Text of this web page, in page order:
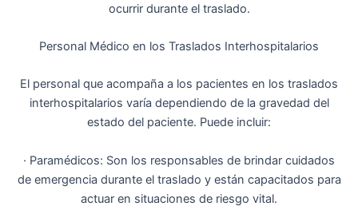
ocurrir durante el traslado.
Personal Médico en los Traslados Interhospitalarios
El personal que acompaña a los pacientes en los traslados
interhospitalarios varía dependiendo de la gravedad del
estado del paciente. Puede incluir:
· Paramédicos: Son los responsables de brindar cuidados
de emergencia durante el traslado y están capacitados para
actuar en situaciones de riesgo vital.